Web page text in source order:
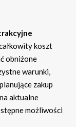
koszt
obniżone
warunki,
zakup
aktualne
możliwości